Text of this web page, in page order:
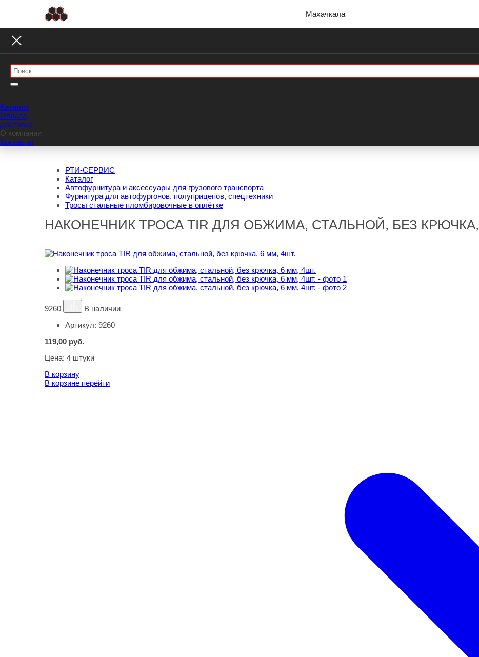
Махачкала
Каталог
Оплата
Доставка
О компании
Контакты
РТИ-СЕРВИС
Каталог
Автофурнитура и аксессуары для грузового транспорта
Фурнитура для автофургонов, полуприцепов, спецтехники
Тросы стальные пломбировочные в оплётке
НАКОНЕЧНИК ТРОСА TIR ДЛЯ ОБЖИМА, СТАЛЬНОЙ, БЕЗ
9260
В наличии
Артикул: 9260
119,00 руб.
Цена: 4 штуки
В корзину
В корзине перейти